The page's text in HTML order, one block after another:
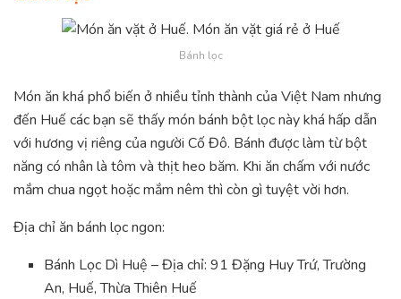
Bánh lọc
Món ăn khá phổ biến ở nhiều tỉnh thành của Việt Nam nhưng
đến Huế các bạn sẽ thấy món bánh bột lọc này khá hấp dẫn
với hương vị riêng của người Cố Đô. Bánh được làm từ bột
năng có nhân là tôm và thịt heo băm. Khi ăn chấm với nước
mắm chua ngọt hoặc mắm nêm thì còn gì tuyệt vời hơn.
Địa chỉ ăn bánh lọc ngon:
Bánh Lọc Dì Huệ – Địa chỉ: 91 Đặng Huy Trứ, Trường
An, Huế, Thừa Thiên Huế